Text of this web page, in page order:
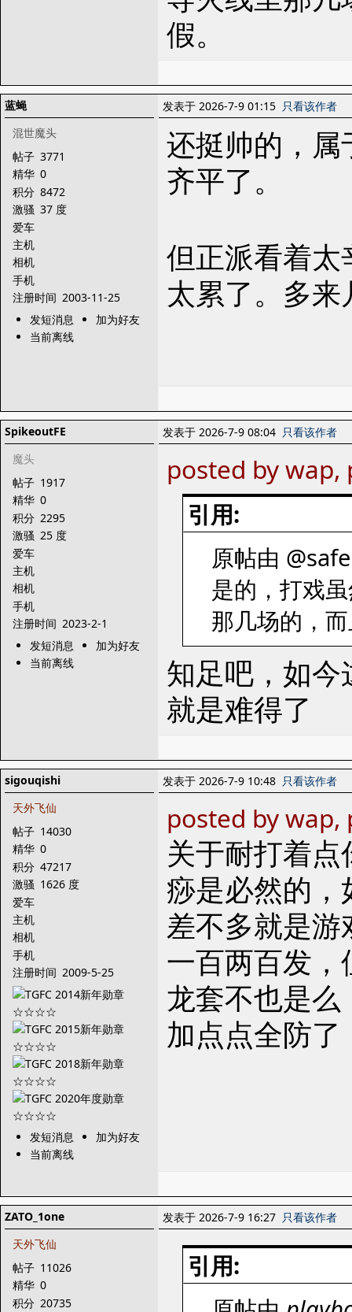
假。
蓝蝇
混世魔头
帖子 3771
精华 0
积分 8472
激骚 37 度
爱车
主机
相机
手机
注册时间 2003-11-25
发短消息
加为好友
当前离线
发表于 2026-7-9 01:15 只看该作者
还挺帅的，
齐平了。
但正派看着
太累了。多
SpikeoutFE
魔头
帖子 1917
精华 0
积分 2295
激骚 25 度
爱车
主机
相机
手机
注册时间 2023-2-1
发短消息
加为好友
当前离线
发表于 2026-7-9 08:04 只看该作者
posted by
引用:
原帖由
是的，打戏
那几场的，
知足吧，如
就是难得了
sigouqishi
天外飞仙
帖子 14030
精华 0
积分 47217
激骚 1626 度
爱车
主机
相机
手机
注册时间 2009-5-25
发短消息
加为好友
当前离线
发表于 2026-7-9 10:48 只看该作者
posted by
关于耐打着
痧是必然的
差不多就是
一百两百发
龙套不也是
加点点全防
ZATO_1one
天外飞仙
帖子 11026
精华 0
积分 20735
发表于 2026-7-9 16:27 只看该作者
引用: